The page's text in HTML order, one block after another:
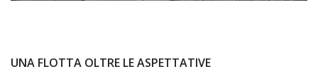
UNA FLOTTA OLTRE LE ASPETTATIVE